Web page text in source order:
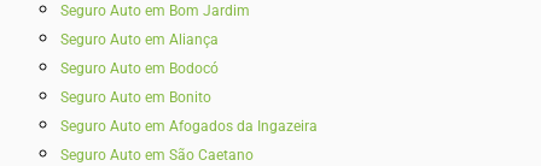
Seguro Auto em Bom Jardim
Seguro Auto em Aliança
Seguro Auto em Bodocó
Seguro Auto em Bonito
Seguro Auto em Afogados da Ingazeira
Seguro Auto em São Caetano